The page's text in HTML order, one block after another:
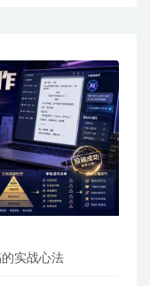
实战心法